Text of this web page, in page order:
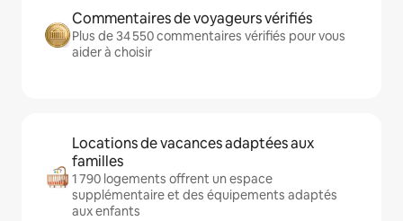
Commentaires de voyageurs vérifiés
Plus de 34 550 commentaires vérifiés pour vous
aider à choisir
Locations de vacances adaptées aux
familles
1 790 logements offrent un espace
supplémentaire et des équipements adaptés
aux enfants